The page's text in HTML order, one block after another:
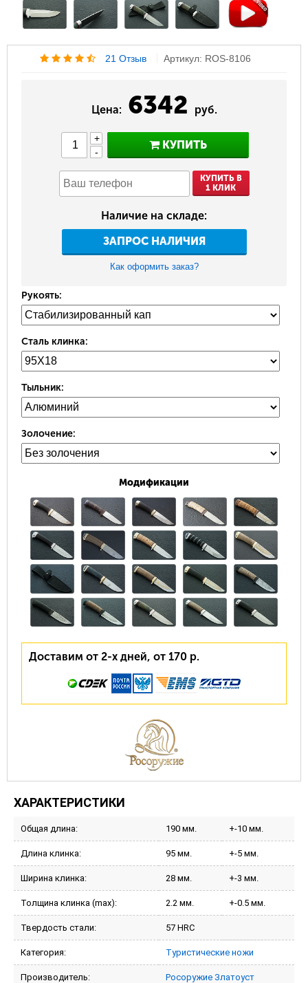
21 Отзыв Артикул: ROS-8106
Цена: 6342 руб.
+
-
КУПИТЬ
КУПИТЬ В
1 КЛИК
Наличие на складе:
ЗАПРОС НАЛИЧИЯ
Как оформить заказ?
Рукоять:
Сталь клинка:
Тыльник:
Золочение:
Модификации
Доставим от 2-х дней, от 170 р.
ХАРАКТЕРИСТИКИ
Общая длина: 190 мм. +-10 мм.
Длина клинка: 95 мм. +-5 мм.
Ширина клинка: 28 мм. +-3 мм.
Толщина клинка (max): 2.2 мм. +-0.5 мм.
Твердость стали: 57 HRC
Категория: Туристические ножи
Производитель: Росоружие Златоуст